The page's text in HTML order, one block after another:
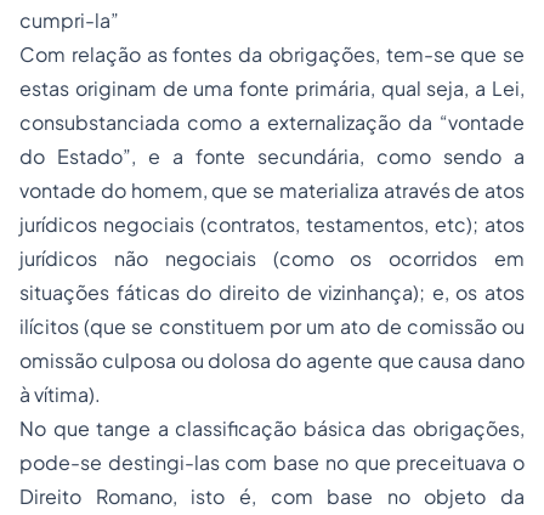
cumpri-la”
Com relação as fontes da obrigações, tem-se que se
estas originam de uma fonte primária, qual seja, a Lei,
consubstanciada como a externalização da “vontade
do Estado”, e a fonte secundária, como sendo a
vontade do homem, que se materializa através de atos
jurídicos negociais (contratos, testamentos, etc); atos
jurídicos não negociais (como os ocorridos em
situações fáticas do direito de vizinhança); e, os atos
ilícitos (que se constituem por um ato de comissão ou
omissão culposa ou dolosa do agente que causa dano
à vítima).
No que tange a classificação básica das obrigações,
pode-se destingi-las com base no que preceituava o
Direito Romano, isto é, com base no objeto da